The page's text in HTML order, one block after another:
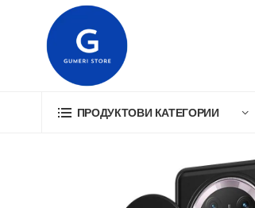
ПРОДУКТОВИ КАТЕГОРИИ